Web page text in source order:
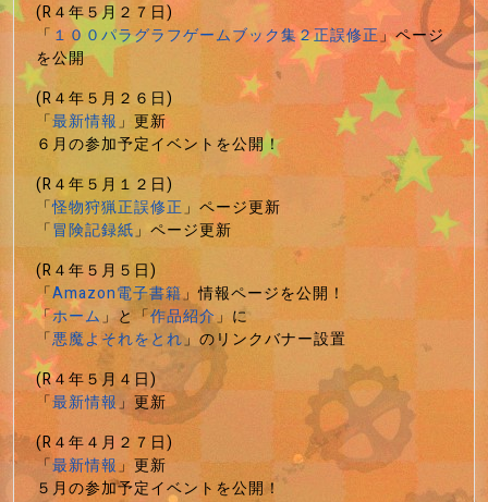
(R４年５月２７日)
「 １００パラグラフゲームブック集２正誤修正」ページ
を公開
(R４年５月２６日)
「最新情報」更新
６月の参加予定イベントを公開！
(R４年５月１２日)
「怪物狩猟正誤修正」ページ更新
「冒険記録紙」ページ更新
(R４年５月５日)
「Amazon電子書籍」情報ページを公開！
「ホーム」と「作品紹介」に
「悪魔よそれをとれ」のリンクバナー設置
(R４年５月４日)
「最新情報」更新
(R４年４月２７日)
「最新情報」更新
５月の参加予定イベントを公開！